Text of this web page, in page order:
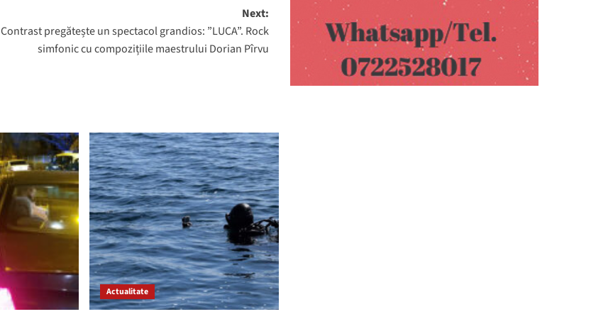
Next:
Contrast pregătește un spectacol grandios: ”LUCA”. Rock
simfonic cu compozițiile maestrului Dorian Pîrvu
Actualitate